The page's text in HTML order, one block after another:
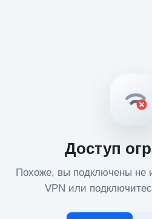
Доступ
Похоже, вы подключены не
VPN или